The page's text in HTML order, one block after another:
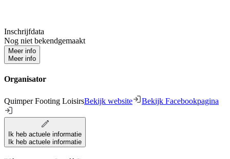
Inschrijfdata
Nog niet bekendgemaakt
Meer info
Meer info
Organisator
Quimper Footing LoisirsBekijk website Bekijk Facebookpagina
Ik heb actuele informatie
Ik heb actuele informatie